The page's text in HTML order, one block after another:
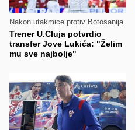
Nakon utakmice protiv Botosanija
Trener U.Cluja potvrdio
transfer Jove Lukića: "Želim
mu sve najbolje"